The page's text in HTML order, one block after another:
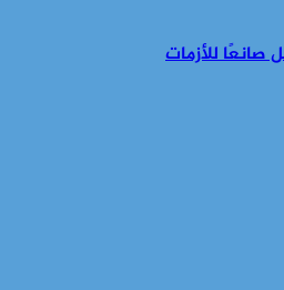
صانعًا للأزمات